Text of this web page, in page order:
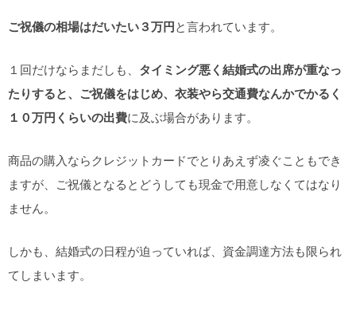
ご祝儀の相場はだいたい３万円と言われています。
１回だけならまだしも、 タイミング悪く結婚式の出席が重なっ
たりすると、ご祝儀をはじめ、衣装やら交通費なんかでかるく
１０万円くらいの出費に及ぶ場合があります。
商品の購入ならクレジットカードでとりあえず凌ぐこともでき
ますが、ご祝儀となるとどうしても現金で用意しなくてはなり
ません。
しかも、結婚式の日程が迫っていれば、資金調達方法も限られ
てしまいます。